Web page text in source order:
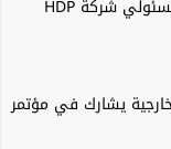
وزيرة الإسكان تلتقي مسئولي شركة HDP
يشارك في مؤتمر